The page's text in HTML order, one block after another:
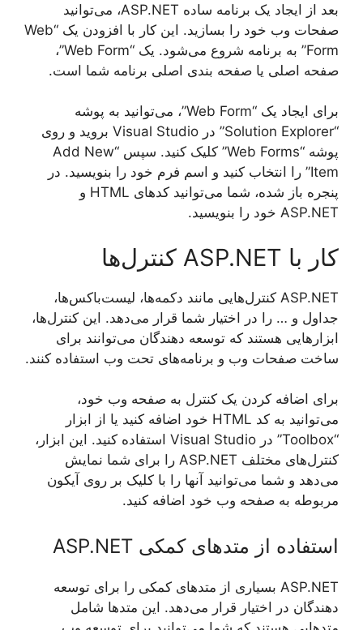
بعد از ایجاد یک برنامه ساده ASP.NET، می‌توانید
صفحات وب خود را بسازید. این کار با افزودن یک “Web
Form” به برنامه شروع می‌شود. یک “Web Form”،
صفحه اصلی یا صفحه بندی اصلی برنامه شما است.
برای ایجاد یک “Web Form”، می‌توانید به پوشه
“Solution Explorer” در Visual Studio بروید و روی
پوشه “Web Forms” کلیک کنید. سپس “Add New
Item” را انتخاب کنید و اسم فرم خود را بنویسید. در
پنجره باز شده، شما می‌توانید کدهای HTML و
ASP.NET خود را بنویسید.
کار با ASP.NET کنترل‌ها
ASP.NET کنترل‌هایی مانند دکمه‌ها، لیست‌باکس‌ها،
جداول و … را در اختیار شما قرار می‌دهد. این کنترل‌ها،
ابزارهایی هستند که توسعه دهندگان می‌توانند برای
ساخت صفحات وب و برنامه‌های تحت وب استفاده کنند.
برای اضافه کردن یک کنترل به صفحه وب خود،
می‌توانید به کد HTML خود اضافه کنید یا از ابزار
“Toolbox” در Visual Studio استفاده کنید. این ابزار،
کنترل‌های مختلف ASP.NET را برای شما نمایش
می‌دهد و شما می‌توانید آنها را با کلیک بر روی آیکون
مربوطه به صفحه وب خود اضافه کنید.
استفاده از متد‌های کمکی ASP.NET
ASP.NET بسیاری از متد‌های کمکی را برای توسعه
دهندگان در اختیار قرار می‌دهد. این متد‌ها شامل